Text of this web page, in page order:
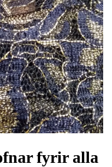
fyrir alla